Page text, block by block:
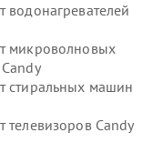
водонагревателей
микроволновых
стиральных машин
телевизоров Candy